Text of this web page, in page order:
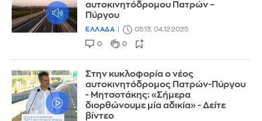
αυτοκινητόδρομου Πατρών –
Πύργου
ΕΛΛΑΔΑ 05:13, 04.12.2025
0 0
Στην κυκλοφορία ο νέος
αυτοκινητόδρομος Πατρών-Πύργου
- Μητσοτάκης: «Σήμερα
διορθώνουμε μία αδικία» - Δείτε
βίντεο